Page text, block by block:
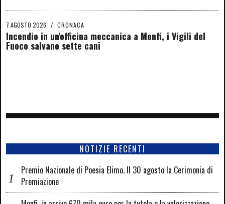
7 AGOSTO 2026 / CRONACA
Incendio in un'officina meccanica a Menfi, i Vigili del
Fuoco salvano sette cani
NOTIZIE RECENTI
Premio Nazionale di Poesia Elimo. Il 30 agosto la Cerimonia di
Premiazione